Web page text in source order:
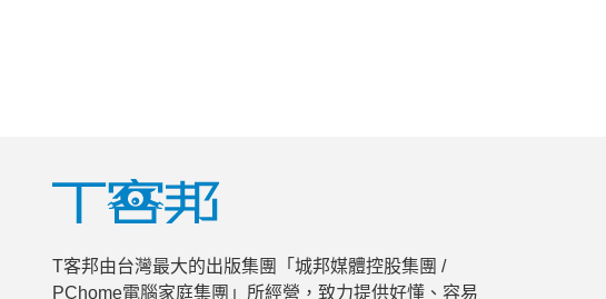
T客邦由台灣最大的出版集團「城邦媒體控股集團 /
PChome電腦家庭集團」所經營，致力提供好懂、容易